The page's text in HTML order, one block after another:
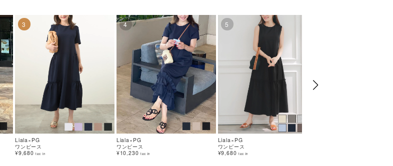
3
Liala×PG
ワンピース
¥9,680 tax in
4
Liala×PG
ワンピース
¥10,230 tax in
5
Liala×PG
ワンピース
¥9,680 tax in